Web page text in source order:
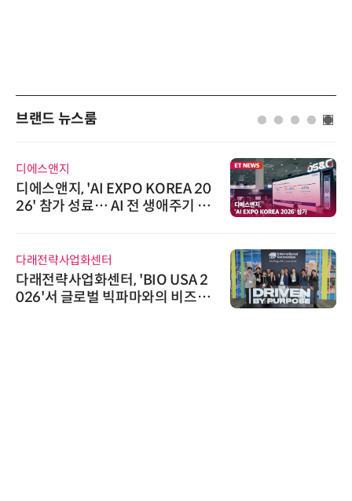
브랜드 뉴스룸
디에스앤지
디에스앤지, 'AI EXPO KOREA 20
26' 참가 성료… AI 전 생애주기 아
다래전략사업화센터
다래전략사업화센터, 'BIO USA 2
026'서 글로벌 빅파마와의 비즈니